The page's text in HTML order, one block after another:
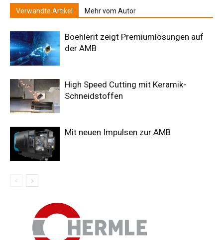
Verwandte Artikel Mehr vom Autor
Boehlerit zeigt Premiumlösungen auf
der AMB
High Speed Cutting mit Keramik-
Schneidstoffen
Mit neuen Impulsen zur AMB